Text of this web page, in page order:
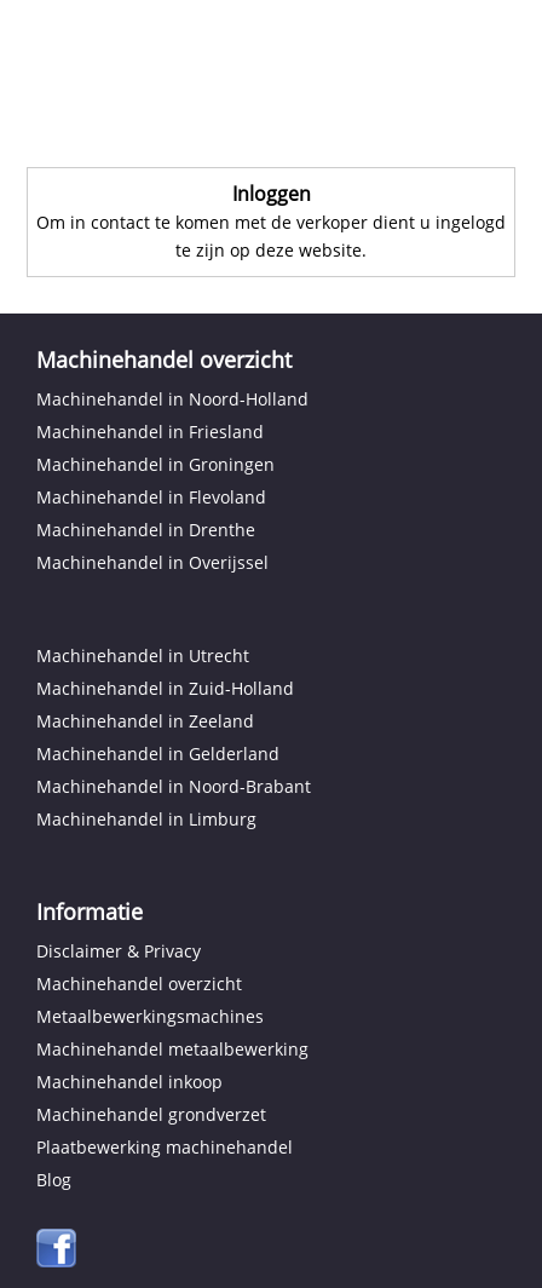
Inloggen
Om in contact te komen met de verkoper dient u ingelogd
te zijn op deze website.
Machinehandel overzicht
Machinehandel in Noord-Holland
Machinehandel in Friesland
Machinehandel in Groningen
Machinehandel in Flevoland
Machinehandel in Drenthe
Machinehandel in Overijssel
Machinehandel in Utrecht
Machinehandel in Zuid-Holland
Machinehandel in Zeeland
Machinehandel in Gelderland
Machinehandel in Noord-Brabant
Machinehandel in Limburg
Informatie
Disclaimer & Privacy
Machinehandel overzicht
Metaalbewerkingsmachines
Machinehandel metaalbewerking
Machinehandel inkoop
Machinehandel grondverzet
Plaatbewerking machinehandel
Blog